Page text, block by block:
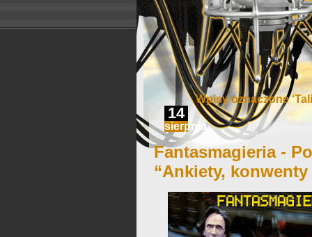
Wpisy oznaczone
14
sierpnia
Fantasmagieria -
“Ankiety,